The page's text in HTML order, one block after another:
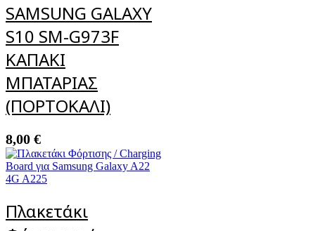
SAMSUNG GALAXY
S10 SM-G973F
ΚΑΠΑΚΙ
ΜΠΑΤΑΡΙΑΣ
(ΠΟΡΤΟΚΑΛΙ)
8,00 €
Πλακετάκι